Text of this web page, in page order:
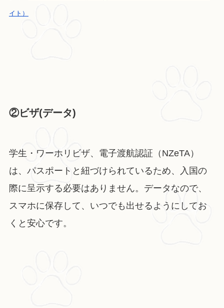
イト）
②ビザ(データ)
学生・ワーホリビザ、電子渡航認証（NZeTA）
は、パスポートと紐づけられているため、入国の
際に呈示する必要はありません。データなので、
スマホに保存して、いつでも出せるようにしてお
くと安心です。